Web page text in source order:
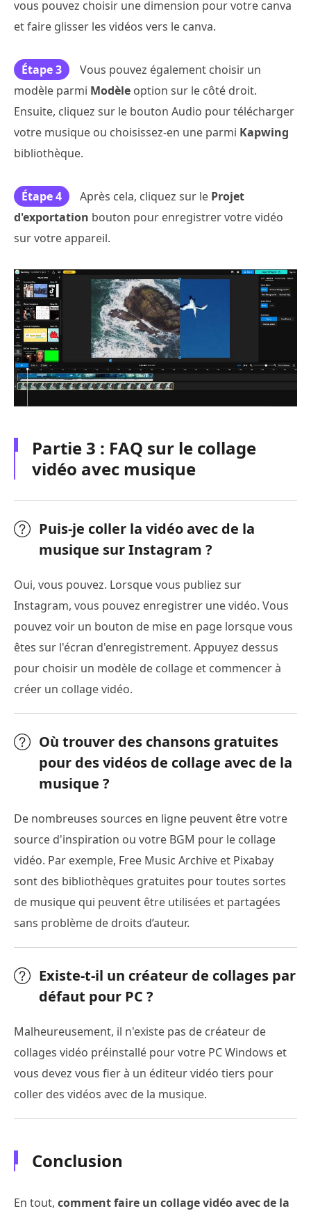
vous pouvez choisir une dimension pour votre canva
et faire glisser les vidéos vers le canva.
Étape 3
Vous pouvez également choisir un
modèle parmi Modèle option sur le côté droit.
Ensuite, cliquez sur le bouton Audio pour télécharger
votre musique ou choisissez-en une parmi Kapwing
bibliothèque.
Étape 4 Après cela, cliquez sur le Projet
d'exportation bouton pour enregistrer votre vidéo
sur votre appareil.
Partie 3 : FAQ sur le collage
vidéo avec musique
Puis-je coller la vidéo avec de la
musique sur Instagram ?
Oui, vous pouvez. Lorsque vous publiez sur
Instagram, vous pouvez enregistrer une vidéo. Vous
pouvez voir un bouton de mise en page lorsque vous
êtes sur l'écran d'enregistrement. Appuyez dessus
pour choisir un modèle de collage et commencer à
créer un collage vidéo.
Où trouver des chansons gratuites
pour des vidéos de collage avec de la
musique ?
De nombreuses sources en ligne peuvent être votre
source d'inspiration ou votre BGM pour le collage
vidéo. Par exemple, Free Music Archive et Pixabay
sont des bibliothèques gratuites pour toutes sortes
de musique qui peuvent être utilisées et partagées
sans problème de droits d’auteur.
Existe-t-il un créateur de collages par
défaut pour PC ?
Malheureusement, il n'existe pas de créateur de
collages vidéo préinstallé pour votre PC Windows et
vous devez vous fier à un éditeur vidéo tiers pour
coller des vidéos avec de la musique.
Conclusion
En tout, comment faire un collage vidéo avec de la